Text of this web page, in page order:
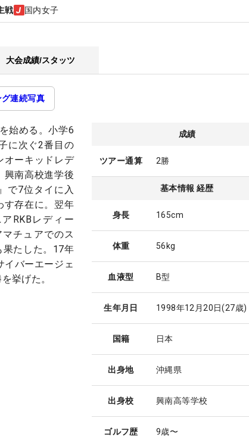
戦 国内女子
大会成績/スタッツ
グ連続写真
成績
ツアー通算 2勝
基本情報 経歴
身長 165cm
体重 56kg
血液型 B型
生年月日 1998年12月20日(27歳)
国籍 日本
出身地 沖縄県
出身校 興南高等学校
ゴルフ歴 9歳〜
始める。小学6
に次ぐ2番目の
オーキッドレデ
興南高校進学後
で7位タイに入
す存在に。翌年
RKBレディー
チュアでのス
果たした。17年
イバーエージェ
挙げた。